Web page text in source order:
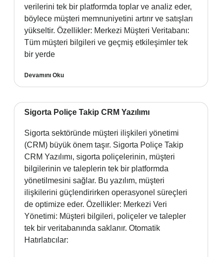
verilerini tek bir platformda toplar ve analiz eder,
böylece müşteri memnuniyetini artırır ve satışları
yükseltir. Özellikler: Merkezi Müşteri Veritabanı:
Tüm müşteri bilgileri ve geçmiş etkileşimler tek
bir yerde
Devamını Oku
Sigorta Poliçe Takip CRM Yazılımı
Sigorta sektöründe müşteri ilişkileri yönetimi
(CRM) büyük önem taşır. Sigorta Poliçe Takip
CRM Yazılımı, sigorta poliçelerinin, müşteri
bilgilerinin ve taleplerin tek bir platformda
yönetilmesini sağlar. Bu yazılım, müşteri
ilişkilerini güçlendirirken operasyonel süreçleri
de optimize eder. Özellikler: Merkezi Veri
Yönetimi: Müşteri bilgileri, poliçeler ve talepler
tek bir veritabanında saklanır. Otomatik
Hatırlatıcılar: